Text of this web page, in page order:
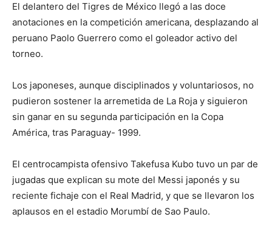
El delantero del Tigres de México llegó a las doce
anotaciones en la competición americana, desplazando al
peruano Paolo Guerrero como el goleador activo del
torneo.
Los japoneses, aunque disciplinados y voluntariosos, no
pudieron sostener la arremetida de La Roja y siguieron
sin ganar en su segunda participación en la Copa
América, tras Paraguay- 1999.
El centrocampista ofensivo Takefusa Kubo tuvo un par de
jugadas que explican su mote del Messi japonés y su
reciente fichaje con el Real Madrid, y que se llevaron los
aplausos en el estadio Morumbí de Sao Paulo.